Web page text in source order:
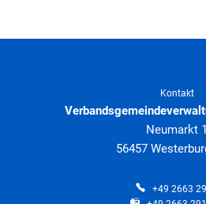
Kontakt
Neumarkt 1
56457
+49 2663